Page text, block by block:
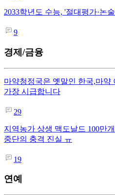
2033학년도 수능, '절대평가·논
9
경제/금융
마약청정국은 옛말인 한국,마약
가장 시급합니다
29
지역농가 상생 맥도날드 100만
중단의 충격 진실 ㅠ
19
연예